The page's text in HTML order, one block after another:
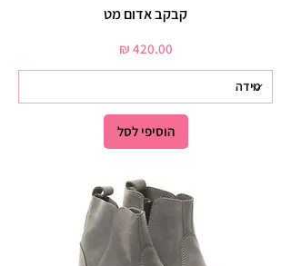
קבקב אדום מט
מחיר
הוסיפי לסל